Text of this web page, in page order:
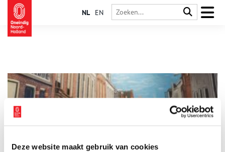
Deze website maakt gebruik van cookies
NL EN